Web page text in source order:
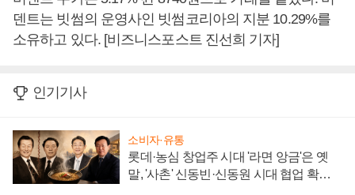
덴트는 빗썸의 운영사인 빗썸코리아의 지분 10.29%를
소유하고 있다. [비즈니스포스트 진선희 기자]
인기기사
소비자·유통
롯데·농심 창업주 시대 '라면 앙금'은 옛
말, '사촌' 신동빈·신동원 시대 협업 확대